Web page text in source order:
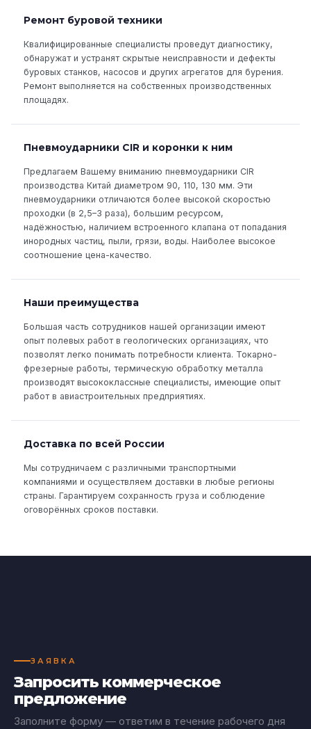
Ремонт буровой техники
Квалифицированные специалисты проведут диагностику,
обнаружат и устранят скрытые неисправности и дефекты
буровых станков, насосов и других агрегатов для бурения.
Ремонт выполняется на собственных производственных
площадях.
Пневмоударники CIR и коронки к ним
Предлагаем Вашему вниманию пневмоударники CIR
производства Китай диаметром 90, 110, 130 мм. Эти
пневмоударники отличаются более высокой скоростью
проходки (в 2,5–3 раза), большим ресурсом,
надёжностью, наличием встроенного клапана от попадания
инородных частиц, пыли, грязи, воды. Наиболее высокое
соотношение цена-качество.
Наши преимущества
Большая часть сотрудников нашей организации имеют
опыт полевых работ в геологических организациях, что
позволят легко понимать потребности клиента. Токарно-
фрезерные работы, термическую обработку металла
производят высококлассные специалисты, имеющие опыт
работ в авиастроительных предприятиях.
Доставка по всей России
Мы сотрудничаем с различными транспортными
компаниями и осуществляем доставки в любые регионы
страны. Гарантируем сохранность груза и соблюдение
оговорённых сроков поставки.
ЗАЯВКА
Запросить коммерческое
предложение
Заполните форму — ответим в течение рабочего дня